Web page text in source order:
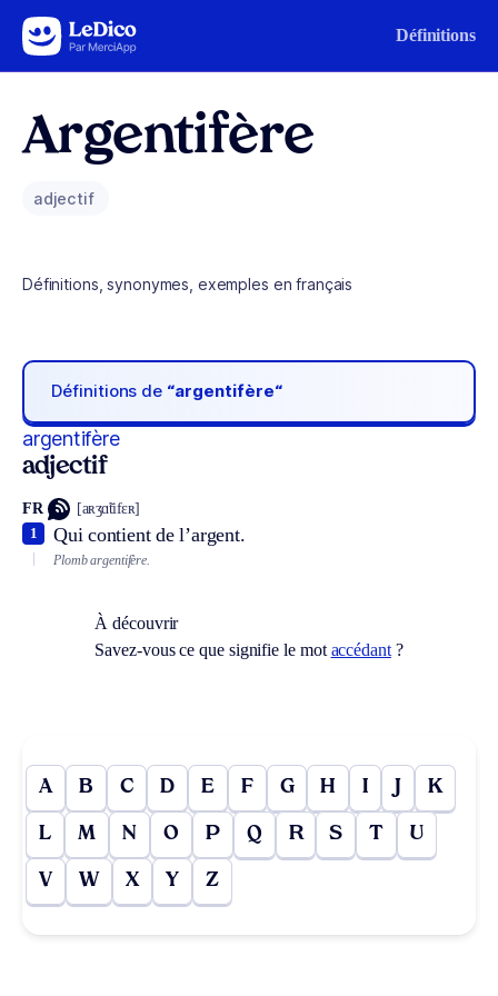
Aller au contenu Définitions
Argentifère
adjectif
Définitions, synonymes, exemples en français
Définitions de “argentifère“
argentifère
adjectif
FR [aʀʒɑ̃tifɛʀ]
Qui contient de l’argent.
1
Plomb argentifère.
À découvrir
Savez-vous ce que signifie le mot accédant?
A B C D E F G H I J K
L M N O P Q R S T U
V W X Y Z